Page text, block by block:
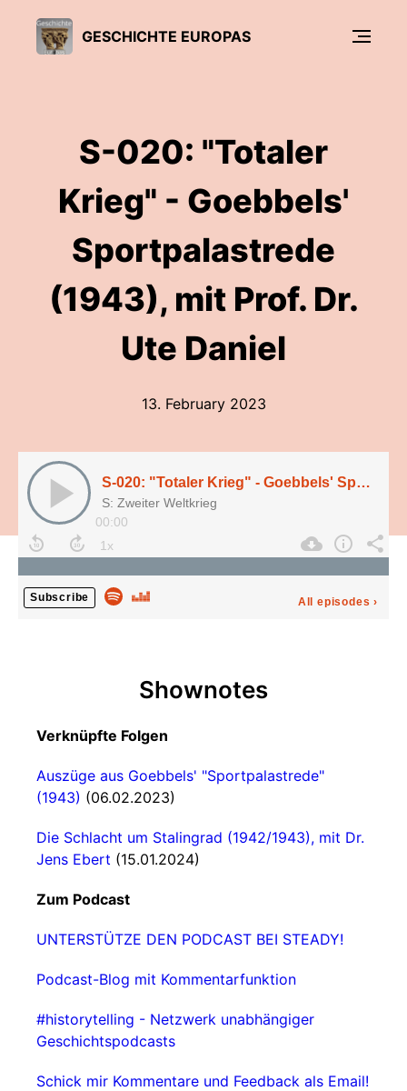
GESCHICHTE EUROPAS
S-020: "Totaler
Krieg" - Goebbels'
Sportpalastrede
(1943), mit Prof. Dr.
Ute Daniel
13. February 2023
S-020: "Totaler Krieg" - Goebbels' Sportpalastrede (1943), mit Prof. Dr. Ute Daniel
S: Zweiter Weltkrieg
00:00
Subscribe All episodes ›
Shownotes
Verknüpfte Folgen
Auszüge aus Goebbels' "Sportpalastrede"
(1943) (06.02.2023)
Die Schlacht um Stalingrad (1942/1943), mit Dr.
Jens Ebert (15.01.2024)
Zum Podcast
UNTERSTÜTZE DEN PODCAST BEI STEADY!
Podcast-Blog mit Kommentarfunktion
#historytelling - Netzwerk unabhängiger
Geschichtspodcasts
Schick mir Kommentare und Feedback als Email!